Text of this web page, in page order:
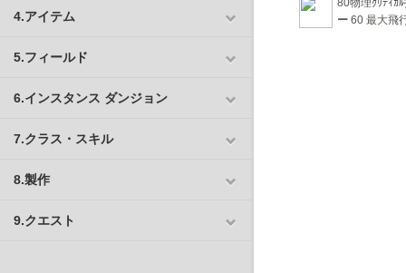
4.アイテム
5.フィールド
6.インスタンス ダンジョン
7.クラス・スキル
8.製作
9.クエスト
80物理ｸﾘﾃｨｶ
ー 60 最大飛